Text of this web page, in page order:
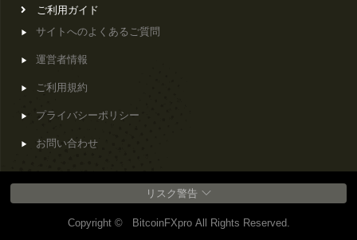
ご利用ガイド
サイトへのよくあるご質問
運営者情報
ご利用規約
プライバシーポリシー
お問い合わせ
リスク警告
Copyright © BitcoinFXpro All Rights Reserved.